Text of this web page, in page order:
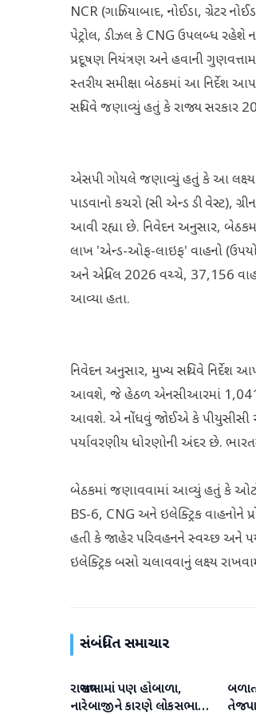
NCR (ગાઝિયાબાદ, નોઈડા, ગ્રેટર
પેટ્રોલ, ડીઝલ કે CNG ઉપલબ્ધ રહેશે
પ્રદૂષણ નિયંત્રણ અને હવાની
સ્તરીય સમીક્ષા બેઠકમાં આ નિર્દેશ
સચિવે જણાવ્યું હતું કે રાજ્ય સરકાર
એસપી ગોયલે જણાવ્યું હતું કે આ
પાડવાનો કચરો (સી એન્ડ ડી વેસ્ટ),
આવી રહ્યા છે. નિવેદન અનુસાર,
લાખ 'એન્ડ-ઓફ-લાઇફ' વાહનો
અને એપ્રિલ 2026 વચ્ચે, 37,156
આવ્યા હતા.
નિવેદન અનુસાર, મુખ્ય સચિવે નિર્દેશ
આવશે, જે હેઠળ એનસીઆરમાં 1,041
આવશે. એ નોંધવું જોઈએ કે પીયુસીસી એક
પર્યાવરણીય ધોરણોની અંદર છે.
બેઠકમાં જણાવવામાં આવ્યું હતું કે ઓટો
BS-6, CNG અને ઇલેક્ટ્રિક
હતી કે જાહેર પરિવહનને સ્વચ્છ અને
ઇલેક્ટ્રિક બસો ચલાવવાનું લક્ષ્ય
સંબંધિત સમાચાર
રાષ્ટ્રીય
રાજ્યસભામાં પણ હોબાળા,
નારેબાજીને કારણે લોકસભા
રાષ્ટ્રીય